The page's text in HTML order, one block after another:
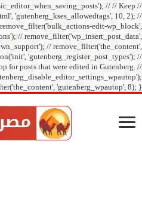
not
'do_blocks', 9); //
Continue to
//